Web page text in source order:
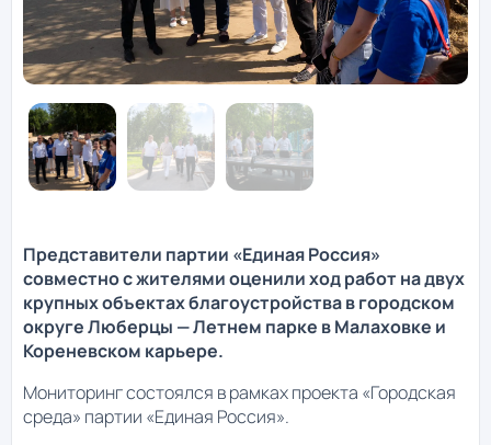
Представители партии «Единая Россия»
совместно с жителями оценили ход работ на двух
крупных объектах благоустройства в городском
округе Люберцы — Летнем парке в Малаховке и
Кореневском карьере.
Мониторинг состоялся в рамках проекта «Городская
среда» партии «Единая Россия».